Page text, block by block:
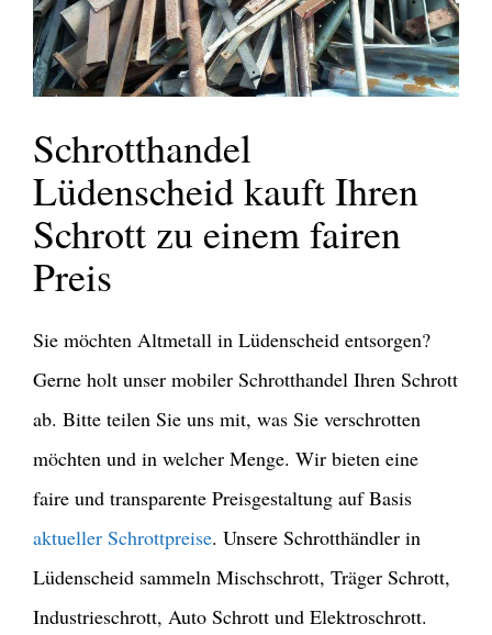
Schrotthandel
Lüdenscheid kauft Ihren
Schrott zu einem fairen
Preis
Sie möchten Altmetall in Lüdenscheid entsorgen?
Gerne holt unser mobiler Schrotthandel Ihren Schrott
ab. Bitte teilen Sie uns mit, was Sie verschrotten
möchten und in welcher Menge. Wir bieten eine
faire und transparente Preisgestaltung auf Basis
aktueller Schrottpreise. Unsere Schrotthändler in
Lüdenscheid sammeln Mischschrott, Träger Schrott,
Industrieschrott, Auto Schrott und Elektroschrott.